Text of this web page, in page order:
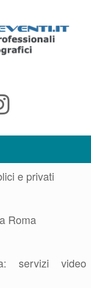
Roma
servizi video